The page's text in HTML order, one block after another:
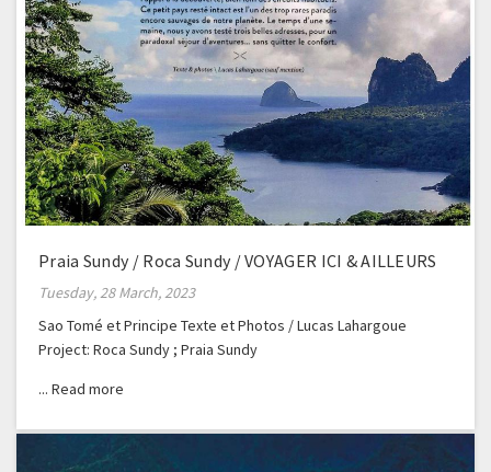
Praia Sundy / Roca Sundy / VOYAGER ICI & AILLEURS
Tuesday, 28 March, 2023
Sao Tomé et Principe Texte et Photos / Lucas Lahargoue
Project: Roca Sundy ; Praia Sundy